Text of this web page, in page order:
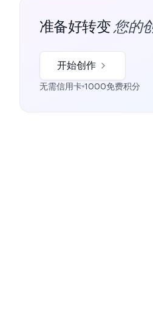
准备好转变 您的
开始创作
无需信用卡 1000免费积分